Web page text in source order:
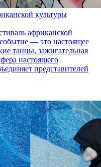
культуры
африканской
— это настоящее
танцы, зажигательная
настоящего
представителей